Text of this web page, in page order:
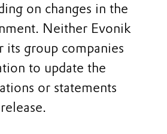
on changes in the
Neither Evonik
its group companies
to update the
or statements